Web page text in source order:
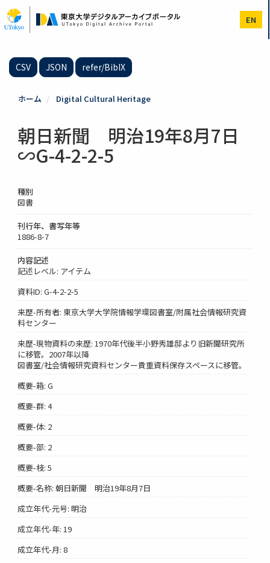
イ
ン
EN
CSV JSON refer/BibIX
ホーム Digital Cultural Heritage
朝日新聞 明治19年8月7日
∽G-4-2-2-5
種別
図書
刊行年、書写年等
1886-8-7
内容記述
記述レベル: アイテム
資料ID: G-4-2-2-5
来歴-所有者: 東京大学大学院情報学環図書室/附属社会情報研究資
料センター
来歴-現物資料の来歴: 1970年代後半小野秀雄邸より旧新聞研究所
に移管。2007年以降
図書室/社会情報研究資料センター貴重資料保存スペースに移管。
概要-箱: G
概要-群: 4
概要-体: 2
概要-部: 2
概要-枝: 5
概要-名称: 朝日新聞 明治19年8月7日
成立年代-元号: 明治
成立年代-年: 19
成立年代-月: 8